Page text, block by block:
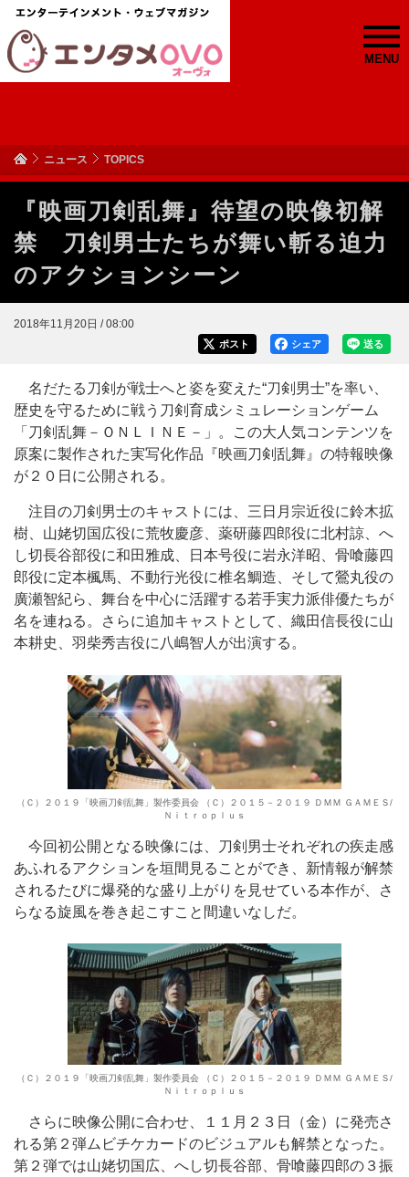
MENU
ニュース TOPICS
『映画刀剣乱舞』待望の映像初解
禁 刀剣男士たちが舞い斬る迫力
のアクションシーン
2018年11月20日 / 08:00
送る
シェア
ポスト
名だたる刀剣が戦士へと姿を変えた“刀剣男士”を率い、
歴史を守るために戦う刀剣育成シミュレーションゲーム
「刀剣乱舞－ＯＮＬＩＮＥ－」。この大人気コンテンツを
原案に製作された実写化作品『映画刀剣乱舞』の特報映像
が２０日に公開される。
注目の刀剣男士のキャストには、三日月宗近役に鈴木拡
樹、山姥切国広役に荒牧慶彦、薬研藤四郎役に北村諒、へ
し切長谷部役に和田雅成、日本号役に岩永洋昭、骨喰藤四
郎役に定本楓馬、不動行光役に椎名鯛造、そして鶯丸役の
廣瀬智紀ら、舞台を中心に活躍する若手実力派俳優たちが
名を連ねる。さらに追加キャストとして、織田信長役に山
本耕史、羽柴秀吉役に八嶋智人が出演する。
（Ｃ）２０１９「映画刀剣乱舞」製作委員会 （Ｃ）２０１５－２０１９ ＤＭＭ ＧＡＭＥＳ/
Ｎｉｔｒｏｐｌｕｓ
今回初公開となる映像には、刀剣男士それぞれの疾走感
あふれるアクションを垣間見ることができ、新情報が解禁
されるたびに爆発的な盛り上がりを見せている本作が、さ
らなる旋風を巻き起こすこと間違いなしだ。
（Ｃ）２０１９「映画刀剣乱舞」製作委員会 （Ｃ）２０１５－２０１９ ＤＭＭ ＧＡＭＥＳ/
Ｎｉｔｒｏｐｌｕｓ
さらに映像公開に合わせ、１１月２３日（金）に発売さ
れる第２弾ムビチケカードのビジュアルも解禁となった。
第２弾では山姥切国広、へし切長谷部、骨喰藤四郎の３振